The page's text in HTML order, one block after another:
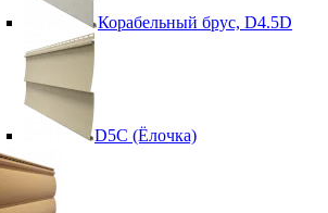
Корабельный брус, D4.5D
D5C (Ёлочка)